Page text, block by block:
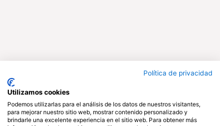
Política de privacidad
Utilizamos cookies
Podemos utilizarlas para el análisis de los datos de nuestros visitantes,
para mejorar nuestro sitio web, mostrar contenido personalizado y
brindarle una excelente experiencia en el sitio web. Para obtener más